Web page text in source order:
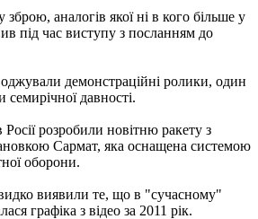
аналогів якої ні в кого більше у
під час виступу з посланням до
демонстраційні ролики, один
семирічної давності.
розробили новітню ракету з
Сармат, яка оснащена системою
оборони.
виявили те, що в "сучасному"
графіка з відео за 2011 рік.